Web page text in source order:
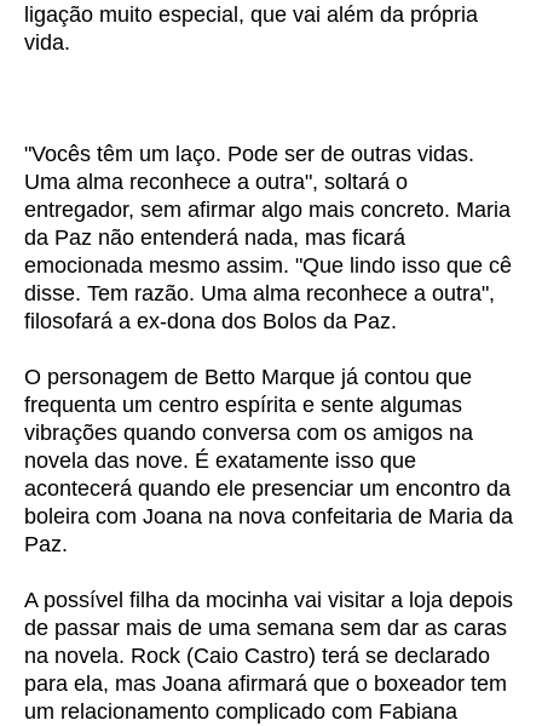
ligação muito especial, que vai além da própria
vida.
"Vocês têm um laço. Pode ser de outras vidas.
Uma alma reconhece a outra", soltará o
entregador, sem afirmar algo mais concreto. Maria
da Paz não entenderá nada, mas ficará
emocionada mesmo assim. "Que lindo isso que cê
disse. Tem razão. Uma alma reconhece a outra",
filosofará a ex-dona dos Bolos da Paz.
O personagem de Betto Marque já contou que
frequenta um centro espírita e sente algumas
vibrações quando conversa com os amigos na
novela das nove. É exatamente isso que
acontecerá quando ele presenciar um encontro da
boleira com Joana na nova confeitaria de Maria da
Paz.
A possível filha da mocinha vai visitar a loja depois
de passar mais de uma semana sem dar as caras
na novela. Rock (Caio Castro) terá se declarado
para ela, mas Joana afirmará que o boxeador tem
um relacionamento complicado com Fabiana